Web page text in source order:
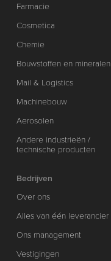
Farmacie
Cosmetica
Chemie
Bouwstoffen en mineralen
Mail & Logistics
Machinebouw
Aerosolen
Andere industrieën /
technische producten
Bedrijven
Over ons
Alles van één leverancier
Ons management
Vestigingen